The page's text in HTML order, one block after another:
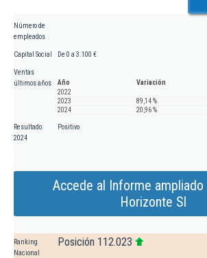
Número de
empleados
Capital Social De 0 a 3.100 €
Ventas
últimos años
Año
Variación
2022
2023
89,14 %
2024
20,96 %
Resultado
2024
Positivo
Accede al Informe ampliado
Horizonte Sl
Ranking
Nacional
Posición 112.023